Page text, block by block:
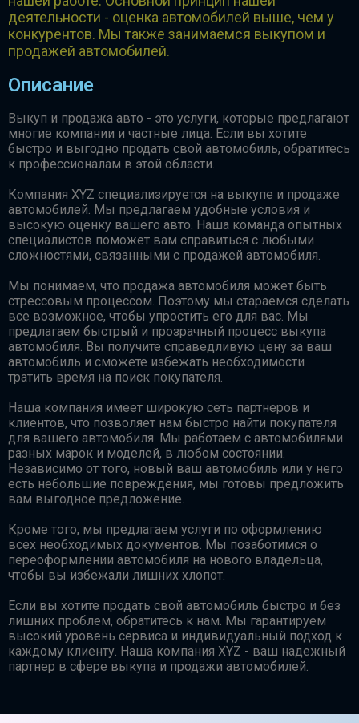
деятельности - оценка автомобилей выше, чем у
конкурентов. Мы также занимаемся выкупом и
продажей автомобилей.
Описание
Выкуп и продажа авто - это услуги, которые предлагают
многие компании и частные лица. Если вы хотите
быстро и выгодно продать свой автомобиль, обратитесь
к профессионалам в этой области.
Компания XYZ специализируется на выкупе и продаже
автомобилей. Мы предлагаем удобные условия и
высокую оценку вашего авто. Наша команда опытных
специалистов поможет вам справиться с любыми
сложностями, связанными с продажей автомобиля.
Мы понимаем, что продажа автомобиля может быть
стрессовым процессом. Поэтому мы стараемся сделать
все возможное, чтобы упростить его для вас. Мы
предлагаем быстрый и прозрачный процесс выкупа
автомобиля. Вы получите справедливую цену за ваш
автомобиль и сможете избежать необходимости
тратить время на поиск покупателя.
Наша компания имеет широкую сеть партнеров и
клиентов, что позволяет нам быстро найти покупателя
для вашего автомобиля. Мы работаем с автомобилями
разных марок и моделей, в любом состоянии.
Независимо от того, новый ваш автомобиль или у него
есть небольшие повреждения, мы готовы предложить
вам выгодное предложение.
Кроме того, мы предлагаем услуги по оформлению
всех необходимых документов. Мы позаботимся о
переоформлении автомобиля на нового владельца,
чтобы вы избежали лишних хлопот.
Если вы хотите продать свой автомобиль быстро и без
лишних проблем, обратитесь к нам. Мы гарантируем
высокий уровень сервиса и индивидуальный подход к
каждому клиенту. Наша компания XYZ - ваш надежный
партнер в сфере выкупа и продажи автомобилей.